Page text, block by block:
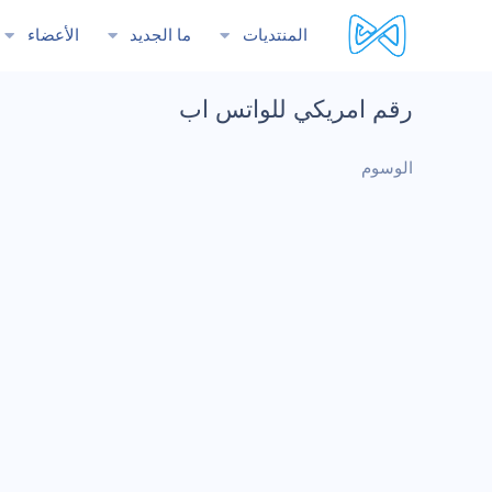
المنتديات ما الجديد الأعضاء
رقم امريكي للواتس اب
الوسوم